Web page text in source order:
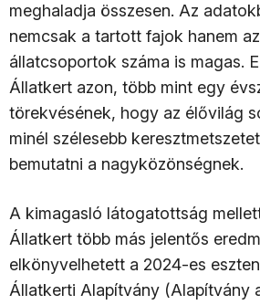
meghaladja összesen. Az
nemcsak a tartott fajok hanem
állatcsoportok száma is magas.
Állatkert azon, több mint egy
törekvésének, hogy az élővilág
minél szélesebb
bemutatni a nagyközönségnek.
A kimagasló látogatottság
Állatkert több más jelentős
elkönyvelhetett a 2024-es
Állatkerti Alapítvány (Alapítvány